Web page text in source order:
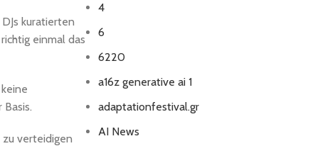
kuratierten
einmal das
verteidigen
4
6
6220
a16z generative ai 1
adaptationfestival.gr
AI News